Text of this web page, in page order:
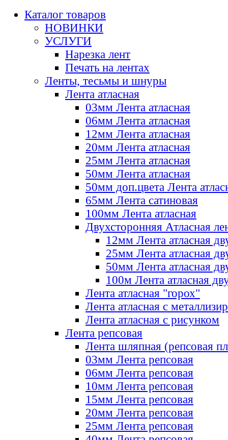
Каталог товаров
НОВИНКИ
УСЛУГИ
Нарезка лент
Печать на лентах
Ленты, тесьмы и шнуры
Лента атласная
03мм Лента атласная
06мм Лента атласная
12мм Лента атласная
20мм Лента атласная
25мм Лента атласная
50мм Лента атласная
50мм доп.цвета Лента
65мм Лента сатиновая
100мм Лента атласная
Двухсторонняя Атласная
12мм Лента атласная
25мм Лента атласная
50мм Лента атласная
100м Лента атласная
Лента атласная "горох"
Лента атласная с
Лента атласная с рисунком
Лента репсовая
Лента шляпная (репсовая
03мм Лента репсовая
06мм Лента репсовая
10мм Лента репсовая
15мм Лента репсовая
20мм Лента репсовая
25мм Лента репсовая